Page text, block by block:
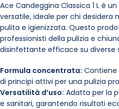
Ace Candeggina Classica 1 L è
versatile, ideale per chi desidera
pulita e igienizzata. Questo
professionisti della pulizia e
disinfettante efficace su diverse
Formula concentrata:
di principi attivi per una pulizia
Versatilità d’uso: Adatta per la
e sanitari, garantendo risultati